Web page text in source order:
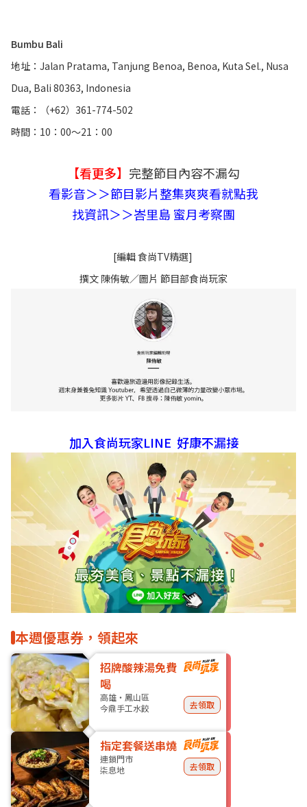
Bumbu Bali
地址：Jalan Pratama, Tanjung Benoa, Benoa, Kuta Sel., Nusa
Dua, Bali 80363, Indonesia
電話：（+62）361-774-502
時間：10：00～21：00
【看更多】 完整節目內容不漏勾
看影音＞＞節目影片整集爽爽看就點我
找資訊＞＞峇里島 蜜月考察團
[編輯 食尚TV精選]
撰文 陳侑敏／圖片 節目部食尚玩家
加入食尚玩家LINE 好康不漏接
本週優惠券，領起來
招牌酸辣湯免費
喝
高雄・鳳山區
今鼎手工水餃
去領取
指定套餐送串燒
連鎖門市
柒息地
去領取